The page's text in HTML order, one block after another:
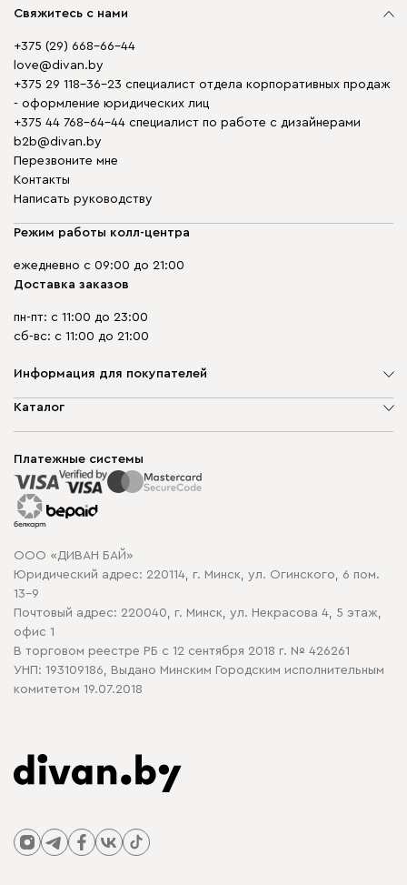
Свяжитесь с нами
+375 (29) 668-66-44
love@divan.by
+375 29 118-36-23 специалист отдела корпоративных продаж
- оформление юридических лиц
+375 44 768-64-44 специалист по работе с дизайнерами
b2b@divan.by
Перезвоните мне
Контакты
Написать руководству
Режим работы колл-центра
ежедневно с 09:00 до 21:00
Доставка заказов
пн-пт: с 11:00 до 23:00
сб-вс: с 11:00 до 21:00
Информация для покупателей
О компании
Способы оплаты
Рассрочка и кредит
Гарантия
Карта сайта
Политика конфиденциальности
Политика в отношении обработки cookie
Каталог
Корпусная мебель
Распродажа мебели
Платежные системы
ООО «ДИВАН БАЙ»
Юридический адрес: 220114, г. Минск, ул. Огинского, 6 пом.
13-9
Почтовый адрес: 220040, г. Минск, ул. Некрасова 4, 5 этаж,
офис 1
В торговом реестре РБ с 12 сентября 2018 г. № 426261
УНП: 193109186, Выдано Минским Городским исполнительным
комитетом 19.07.2018